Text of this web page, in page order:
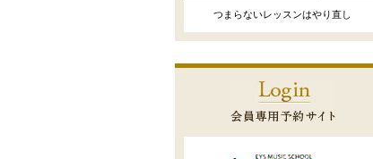
つまらないレッスンはやり直し